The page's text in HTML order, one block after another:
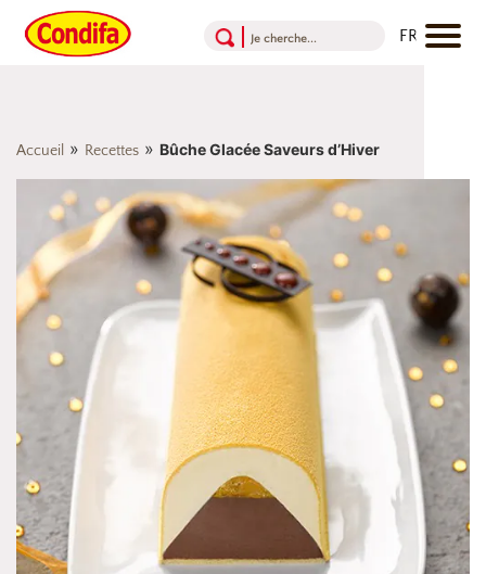
Accueil » Recettes » Bûche Glacée Saveurs d’Hiver